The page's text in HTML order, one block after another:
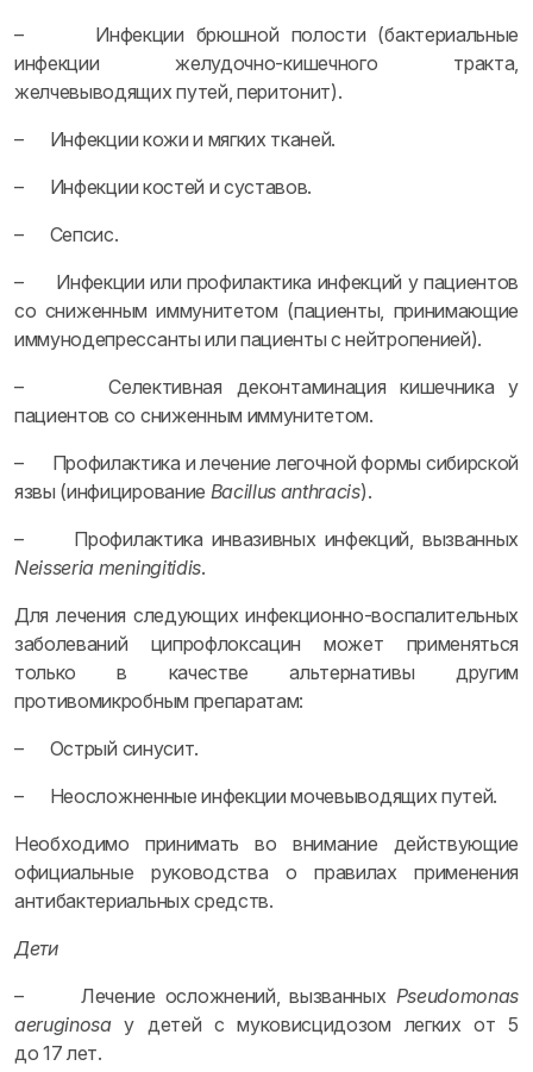
– Инфекции брюшной полости (бактериальные
инфекции желудочно-кишечного тракта,
желчевыводящих путей, перитонит).
– Инфекции кожи и мягких тканей.
– Инфекции костей и суставов.
– Сепсис.
– Инфекции или профилактика инфекций у пациентов
со сниженным иммунитетом (пациенты, принимающие
иммунодепрессанты или пациенты с нейтропенией).
– Селективная деконтаминация кишечника у
пациентов со сниженным иммунитетом.
– Профилактика и лечение легочной формы сибирской
язвы (инфицирование Bacillus anthracis).
– Профилактика инвазивных инфекций, вызванных
Neisseria meningitidis.
Для лечения следующих инфекционно-воспалительных
заболеваний ципрофлоксацин может применяться
только в качестве альтернативы другим
противомикробным препаратам:
– Острый синусит.
– Неосложненные инфекции мочевыводящих путей.
Необходимо принимать во внимание действующие
официальные руководства о правилах применения
антибактериальных средств.
Дети
– Лечение осложнений, вызванных Pseudomonas
aeruginosaу детей с муковисцидозом легких от 5
до 17 лет.